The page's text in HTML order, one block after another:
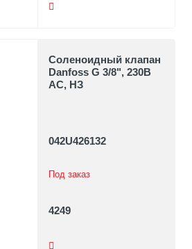
Соленоидный клапан
Danfoss G 3/8", 230В
AC, НЗ
042U426132
Под заказ
4249